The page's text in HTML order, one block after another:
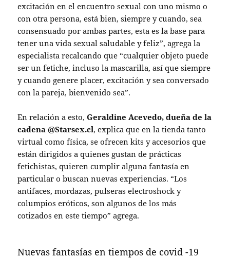
excitación en el encuentro sexual con uno mismo o
con otra persona, está bien, siempre y cuando, sea
consensuado por ambas partes, esta es la base para
tener una vida sexual saludable y feliz”, agrega la
especialista recalcando que “cualquier objeto puede
ser un fetiche, incluso la mascarilla, así que siempre
y cuando genere placer, excitación y sea conversado
con la pareja, bienvenido sea”.
En relación a esto,Geraldine Acevedo, dueña de la
cadena @Starsex.cl, explica que en la tienda tanto
virtual como física, se ofrecen kits y accesorios que
están dirigidos a quienes gustan de prácticas
fetichistas, quieren cumplir alguna fantasía en
particular o buscan nuevas experiencias. “Los
antifaces, mordazas, pulseras electroshock y
columpios eróticos, son algunos de los más
cotizados en este tiempo” agrega.
Nuevas fantasías en tiempos de covid -19